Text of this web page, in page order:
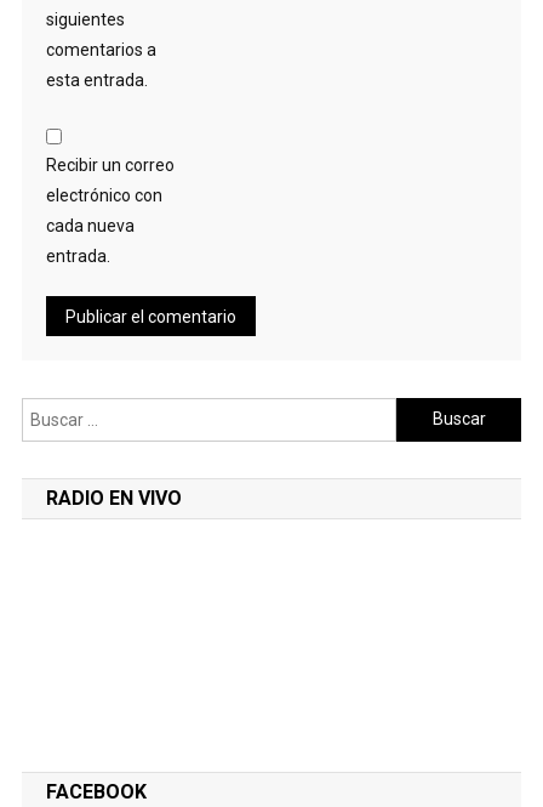
siguientes
comentarios a
esta entrada.
Recibir un correo
electrónico con
cada nueva
entrada.
Buscar:
RADIO EN VIVO
FACEBOOK